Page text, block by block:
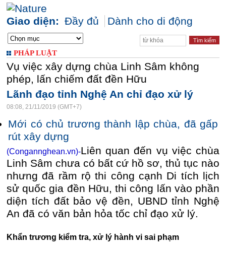
Giao diện: Đầy đủ Dành cho di động
PHÁP LUẬT
Vụ việc xây dựng chùa Linh Sâm không
phép, lấn chiếm đất đền Hữu
Lãnh đạo tỉnh Nghệ An chỉ đạo xử lý
08:08, 21/11/2019 (GMT+7)
Mới có chủ trương thành lập chùa, đã gấp
rút xây dựng
(Congannghean.vn)-Liên quan đến vụ việc chùa
Linh Sâm chưa có bất cứ hồ sơ, thủ tục nào
nhưng đã rầm rộ thi công cạnh Di tích lịch
sử quốc gia đền Hữu, thi công lấn vào phần
diện tích đất bảo vệ đền, UBND tỉnh Nghệ
An đã có văn bản hỏa tốc chỉ đạo xử lý.
Khẩn trương kiểm tra, xử lý hành vi sai phạm